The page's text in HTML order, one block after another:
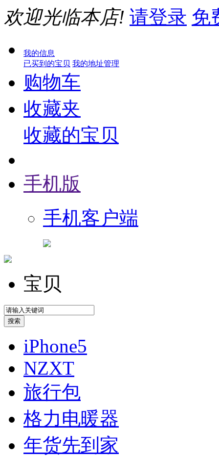
欢迎光临本店! 请登录 免
我的信息
已买到的宝贝 我的地址管理
购物车
收藏夹
收藏的宝贝
手机版
手机客户端
宝贝
iPhone5
NZXT
旅行包
格力电暖器
年货先到家